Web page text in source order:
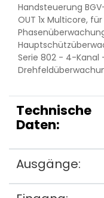
Handsteuerung
OUT 1x Multicore,
Serie 802 - 4-Kanal
Technische
Daten:
Ausgänge: